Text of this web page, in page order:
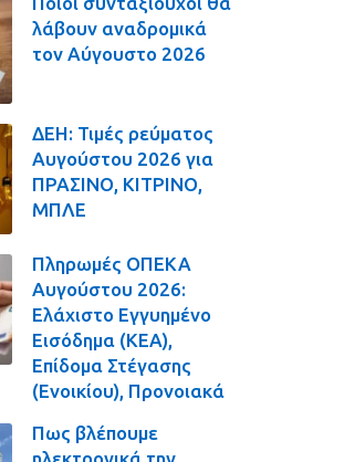
λάβουν αναδρομικά
τον Αύγουστο 2026
ΔΕΗ: Τιμές ρεύματος
Αυγούστου 2026 για
ΠΡΑΣΙΝΟ, ΚΙΤΡΙΝΟ,
ΜΠΛΕ
Πληρωμές ΟΠΕΚΑ
Αυγούστου 2026:
Ελάχιστο Εγγυημένο
Εισόδημα (ΚΕΑ),
Επίδομα Στέγασης
(Ενοικίου), Προνοιακά
Πως βλέπουμε